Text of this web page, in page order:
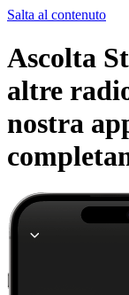
Salta al contenuto
Ascolta
altre
nostra